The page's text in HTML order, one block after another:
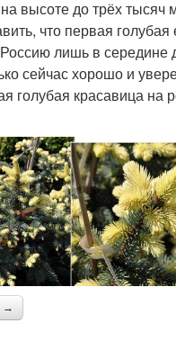
сорта
сибири
сорт
сорта
высоте до трёх
что первая
лишь в середине
сейчас хорошо и
голубая красавица на
→